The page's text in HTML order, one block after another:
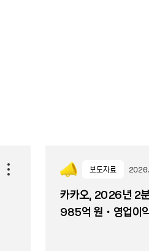
보도자료
카카오, 2026년 2
985억 원・영업이